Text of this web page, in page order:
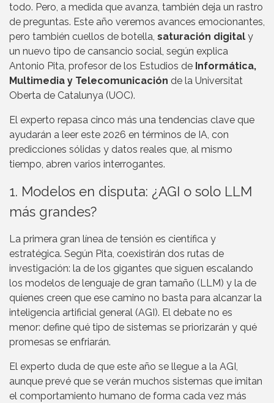
todo. Pero, a medida que avanza, también deja un rastro
de preguntas. Este año veremos avances emocionantes,
pero también cuellos de botella, saturación digital y
un nuevo tipo de cansancio social, según explica
Antonio Pita, profesor de los Estudios de Informática,
Multimedia y Telecomunicación de la Universitat
Oberta de Catalunya (UOC).
El experto repasa cinco más una tendencias clave que
ayudarán a leer este 2026 en términos de IA, con
predicciones sólidas y datos reales que, al mismo
tiempo, abren varios interrogantes.
1. Modelos en disputa: ¿AGI o solo LLM
más grandes?
La primera gran línea de tensión es científica y
estratégica. Según Pita, coexistirán dos rutas de
investigación: la de los gigantes que siguen escalando
los modelos de lenguaje de gran tamaño (LLM) y la de
quienes creen que ese camino no basta para alcanzar la
inteligencia artificial general (AGI). El debate no es
menor: define qué tipo de sistemas se priorizarán y qué
promesas se enfriarán.
El experto duda de que este año se llegue a la AGI,
aunque prevé que se verán muchos sistemas que imitan
el comportamiento humano de forma cada vez más